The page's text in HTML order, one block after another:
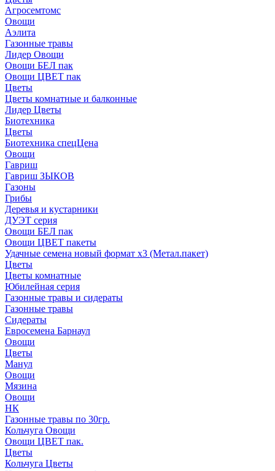
Агросемтомс
Овощи
Аэлита
Газонные травы
Лидер Овощи
Овощи БЕЛ пак
Овощи ЦВЕТ пак
Цветы
Цветы комнатные и балконные
Лидер Цветы
Биотехника
Цветы
Биотехника спецЦена
Овощи
Гавриш
Гавриш ЗЫКОВ
Газоны
Грибы
Деревья и кустарники
ДУЭТ серия
Овощи БЕЛ пак
Овощи ЦВЕТ пакеты
Удачные семена новый формат х3 (Метал.пакет)
Цветы
Цветы комнатные
Юбилейная серия
Газонные травы и сидераты
Газонные травы
Сидераты
Евросемена Барнаул
Овощи
Цветы
Манул
Овощи
Мязина
Овощи
НК
Газонные травы по 30гр.
Кольчуга Овощи
Овощи ЦВЕТ пак.
Цветы
Кольчуга Цветы